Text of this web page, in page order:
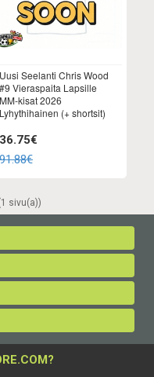
Uusi Seelanti Chris Wood
#9 Vieraspaita Lapsille
MM-kisat 2026
Lyhythihainen (+ shortsit)
36.75€
91.88€
sivu(a))